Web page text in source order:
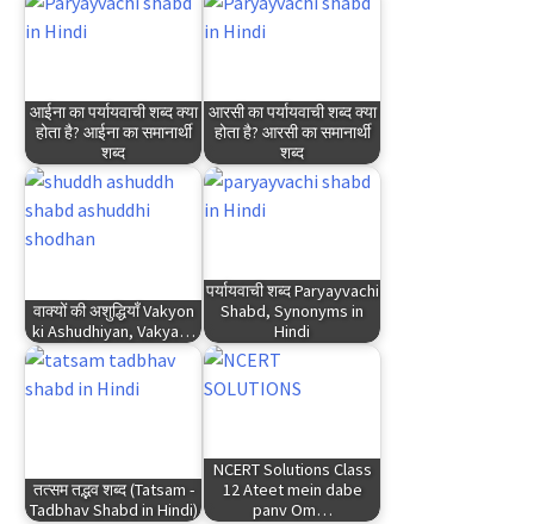
आईना का पर्यायवाची शब्द क्या
होता है? आईना का समानार्थी
शब्द
आरसी का पर्यायवाची शब्द क्या
होता है? आरसी का समानार्थी
शब्द
वाक्यों की अशुद्धियाँ Vakyon
ki Ashudhiyan, Vakya…
पर्यायवाची शब्द Paryayvachi
Shabd, Synonyms in
Hindi
तत्सम तद्भव शब्द (Tatsam -
Tadbhav Shabd in Hindi)
NCERT Solutions Class
12 Ateet mein dabe
panv Om…